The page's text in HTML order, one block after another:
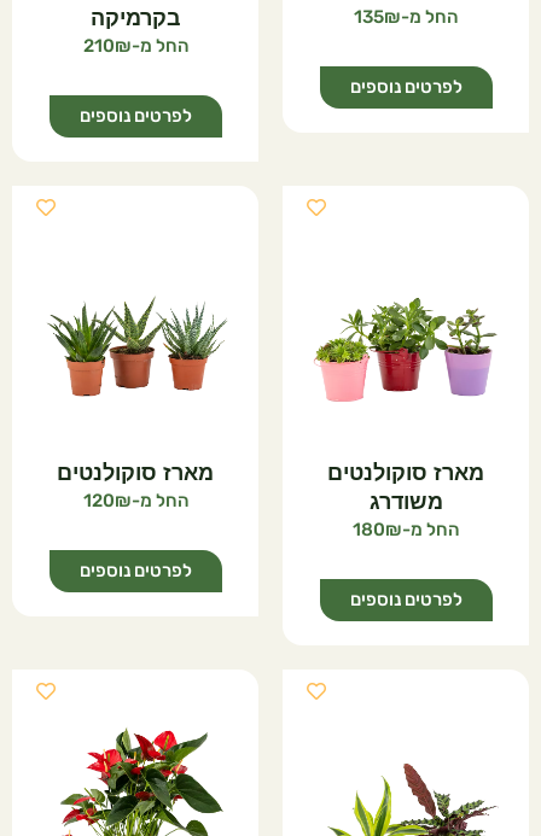
135
לפרטים נוספים
בקרמיקה
210
לפרטים נוספים
מארז סוקולנטים
משודרג
180
לפרטים נוספים
מארז סוקולנטים
120
לפרטים נוספים